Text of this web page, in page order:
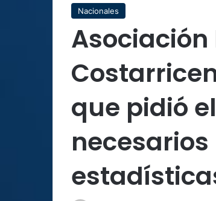
Nacionales
que pidió